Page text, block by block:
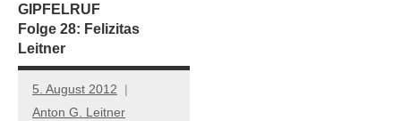
GIPFELRUF
Folge 28: Felizitas
Leitner
5. August 2012
Anton G. Leitner